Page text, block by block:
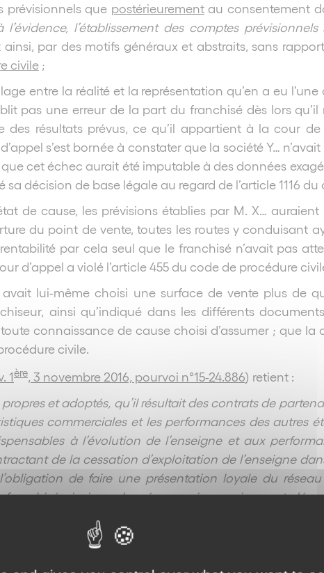
prévisionnels que postérieurementau consentement
l’évidence, l’établissement des comptes
par des motifs généraux et abstraits, sans
civile ;
entre la réalité et la représentation qu’en a eu
pas une erreur de la part du franchisé dès lors
des résultats prévus, ce qu’il appartient à la cour
s’est bornée à constater que la société Y…
cet échec aurait été imputable à des données
décision de base légale au regard de l’article 1116 du
de cause, les prévisions établies par M. X…
du point de vente, toutes les routes y conduisant
par cela seul que le franchisé n’avait pas
d’appel a violé l’article 455 du code de procédure
lui-même choisi une surface de vente plus de
ainsi qu’indiqué dans les différents
connaissance de cause choisi d’assumer ; que la
civile.
1ère , 3 novembre 2016, pourvoi n°15-24.886) retient :
et adoptés, qu’il résultait des contrats de
commerciales et les performances des autres
à l’évolution de l’enseigne et aux
de la cessation d’exploitation de l’enseigne
de faire une présentation loyale du réseau
ainsi que les répercussions qui en ont
à une présentation erronée du réseau et en
obligation de sincérité sur des données
transmises, par leur caractère erroné et dénué de